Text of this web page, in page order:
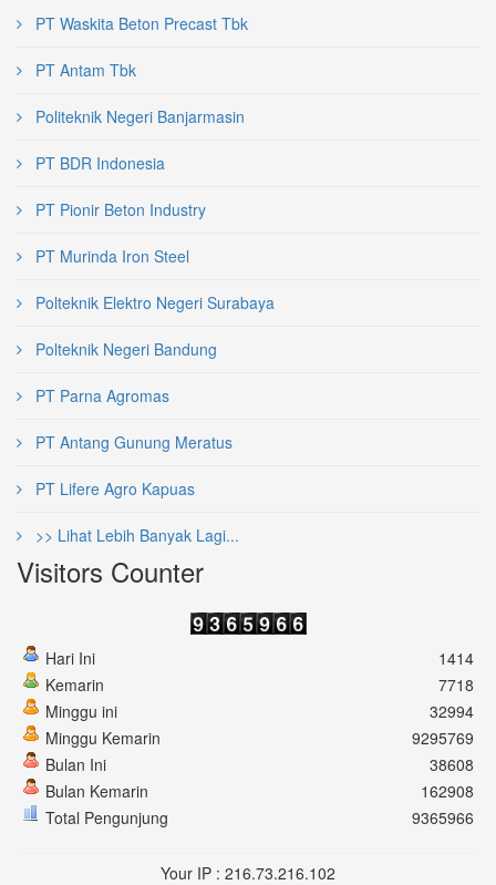
PT Waskita Beton Precast Tbk
PT Antam Tbk
Politeknik Negeri Banjarmasin
PT BDR Indonesia
PT Pionir Beton Industry
PT Murinda Iron Steel
Polteknik Elektro Negeri Surabaya
Polteknik Negeri Bandung
PT Parna Agromas
PT Antang Gunung Meratus
PT Lifere Agro Kapuas
>> Lihat Lebih Banyak Lagi...
Visitors Counter
Hari Ini
Kemarin
Minggu ini
Minggu Kemarin
Bulan Ini
Bulan Kemarin
Total Pengunjung
1414
7718
32994
9295769
38608
162908
9365966
Your IP : 216.73.216.102